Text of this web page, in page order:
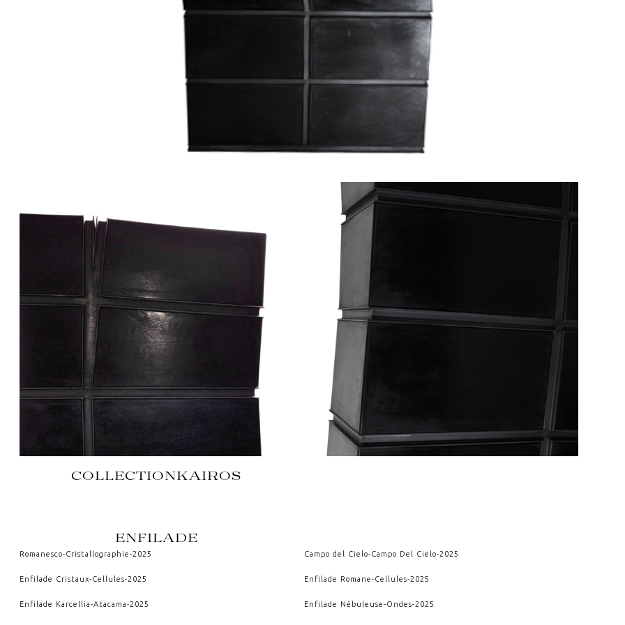
COLLECTIONKAIROS
ENFILADE
Romanesco-Cristallographie-2025 Campo del Cielo-Campo Del Cielo-2025
Enfilade Cristaux-Cellules-2025 Enfilade Romane-Cellules-2025
Enfilade Karcellia-Atacama-2025 Enfilade Nébuleuse-Ondes-2025